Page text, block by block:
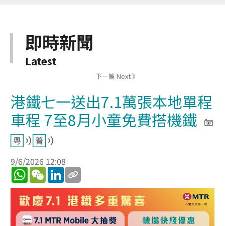
即時新聞
Latest
下一篇 Next 》
港鐵七一送出7.1萬張本地單程
車程 7至8月小童免費搭機鐵
9/6/2026 12:08
WhatsApp
WeChatLinkedIn